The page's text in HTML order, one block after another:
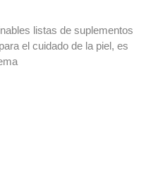
listas de suplementos
el cuidado de la piel, es